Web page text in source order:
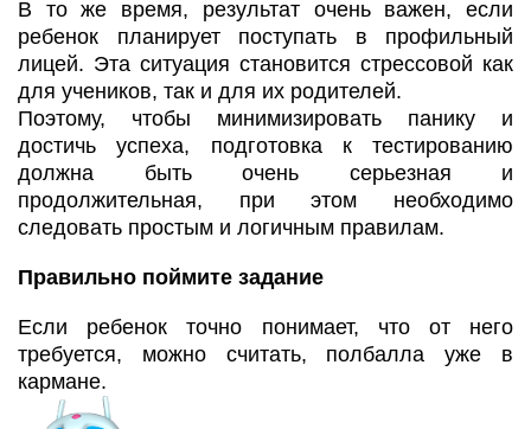
В то же время, результат очень важен, если
ребенок планирует поступать в профильный
лицей. Эта ситуация становится стрессовой как
для учеников, так и для их родителей.
Поэтому, чтобы минимизировать панику и
достичь успеха, подготовка к тестированию
должна быть очень серьезная и
продолжительная, при этом необходимо
следовать простым и логичным правилам.
Правильно поймите задание
Если ребенок точно понимает, что от него
требуется, можно считать, полбалла уже в
кармане.